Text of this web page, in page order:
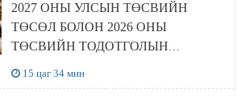
2027 ОНЫ УЛСЫН ТӨСВИЙН
ТӨСӨЛ БОЛОН 2026 ОНЫ
ТӨСВИЙН ТОДОТГОЛЫН
15 цаг 34 мин